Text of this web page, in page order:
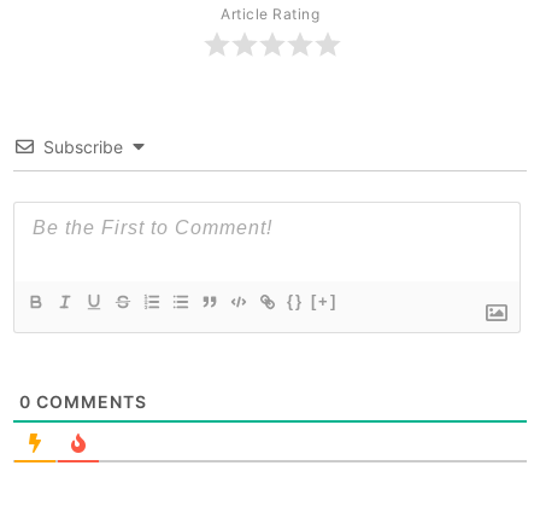
Article Rating
Subscribe
{} [+]
0 COMMENTS